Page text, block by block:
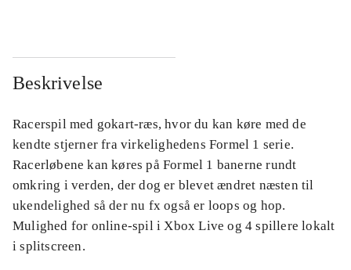
Beskrivelse
Racerspil med gokart-ræs, hvor du kan køre med de
kendte stjerner fra virkelighedens Formel 1 serie.
Racerløbene kan køres på Formel 1 banerne rundt
omkring i verden, der dog er blevet ændret næsten til
ukendelighed så der nu fx også er loops og hop.
Mulighed for online-spil i Xbox Live og 4 spillere lokalt
i splitscreen.